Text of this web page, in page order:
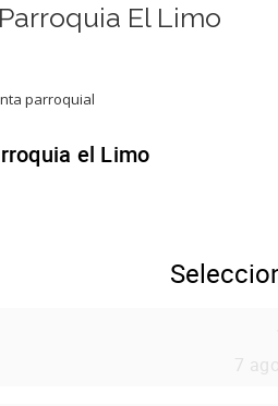
El Limo
parroquial